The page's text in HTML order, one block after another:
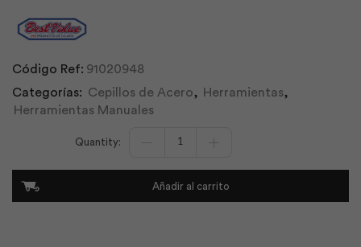
Código Ref: 91020948
Categorías: Cepillos de Acero, Herramientas,
Herramientas Manuales
Añadir al carrito